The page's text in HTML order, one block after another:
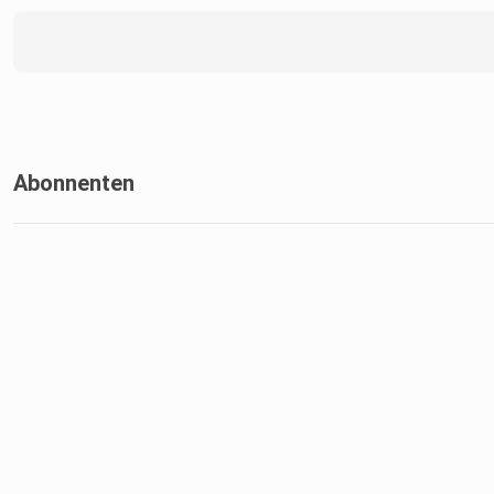
Abonnenten